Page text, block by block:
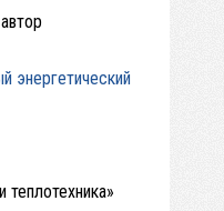
энергетический
теплотехника»